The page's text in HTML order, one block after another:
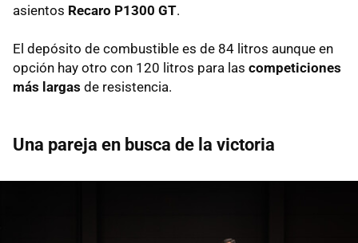
asientos Recaro P1300 GT.
El depósito de combustible es de 84 litros aunque en
opción hay otro con 120 litros para las competiciones
más largas de resistencia.
Una pareja en busca de la victoria